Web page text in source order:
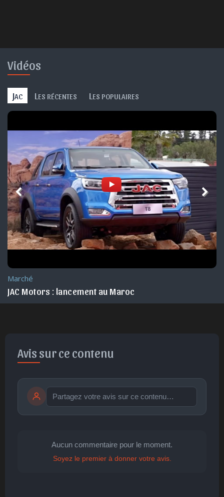
Vidéos
JAC L ES RÉCENTES L ES POPULAIRES
Marché
JAC Motors : lancement au Maroc
Avis sur ce contenu
publication immédiate Publier
Aucun commentaire pour le moment.
Soyez le premier à donner votre avis.